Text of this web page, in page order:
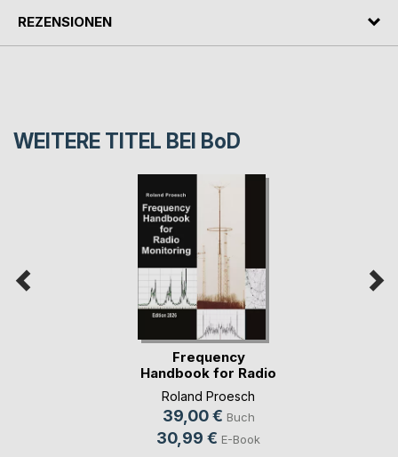
REZENSIONEN
WEITERE TITEL BEI BoD
Frequency
Handbook for Radio
Monit(...)
Roland Proesch
39,00 € Buch
30,99 € E-Book